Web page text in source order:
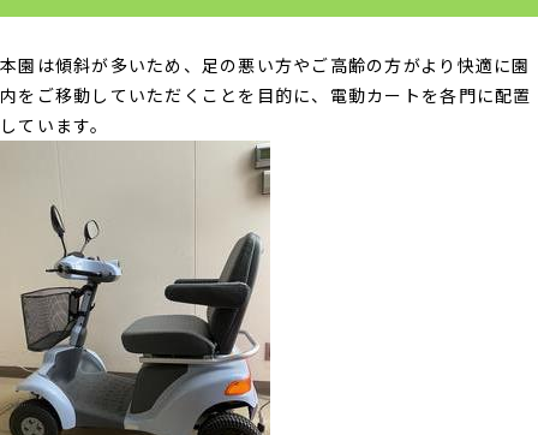
本園は傾斜が多いため、足の悪い方やご高齢の方がより快適に園
内をご移動していただくことを目的に、電動カートを各門に配置
しています。